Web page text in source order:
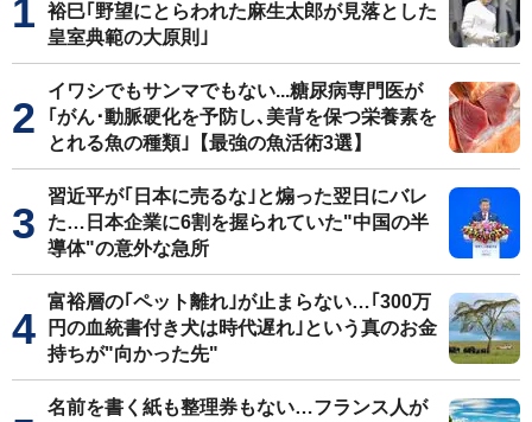
裕巳｢野望にとらわれた麻生太郎が見落とした
皇室典範の大原則｣
イワシでもサンマでもない...糖尿病専門医が
｢がん･動脈硬化を予防し､美背を保つ栄養素を
とれる魚の種類｣【最強の魚活術3選】
習近平が｢日本に売るな｣と煽った翌日にバレ
た…日本企業に6割を握られていた"中国の半
導体"の意外な急所
富裕層の｢ペット離れ｣が止まらない…｢300万
円の血統書付き犬は時代遅れ｣という真のお金
持ちが"向かった先"
名前を書く紙も整理券もない…フランス人が